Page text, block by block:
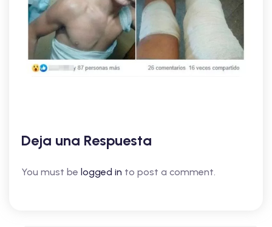
Deja una Respuesta
You must be logged in to post a comment.